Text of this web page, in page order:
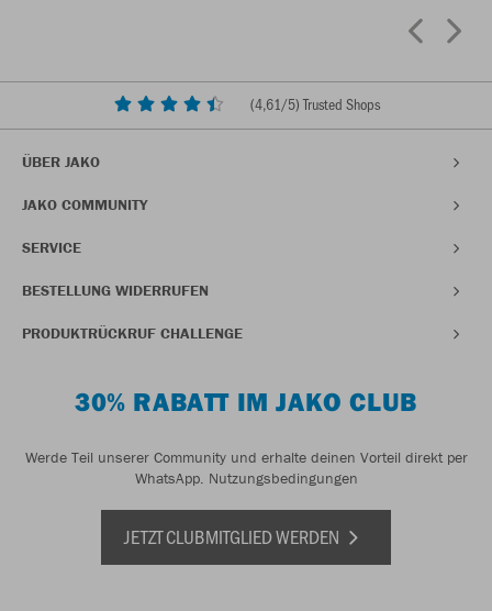
(4,61/5) Trusted Shops
ÜBER JAKO
JAKO COMMUNITY
SERVICE
BESTELLUNG WIDERRUFEN
PRODUKTRÜCKRUF CHALLENGE
30% RABATT IM JAKO CLUB
Werde Teil unserer Community und erhalte deinen Vorteil direkt per
WhatsApp. Nutzungsbedingungen
JETZT CLUBMITGLIED WERDEN